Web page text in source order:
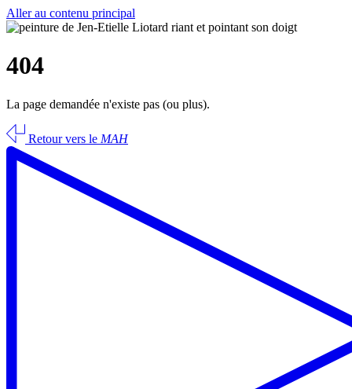
Aller au contenu principal
404
La page demandée n'existe pas (ou plus).
Retour vers le MAH